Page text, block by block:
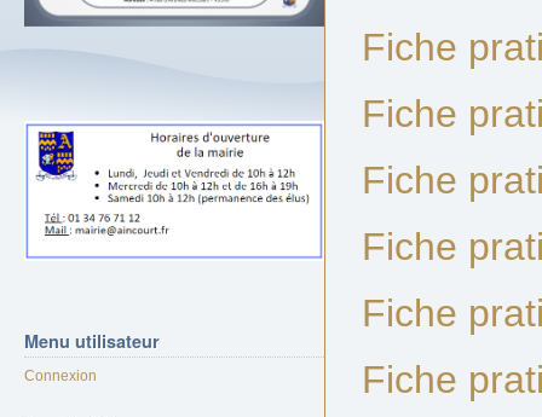
Menu utilisateur
Connexion
Fiche
Fiche
Fiche
Fiche
Fiche
Fiche